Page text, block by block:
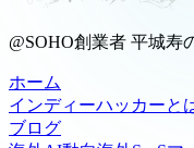
@SOHO創業者 平城寿
ホーム
インディーハッカーと
ブログ